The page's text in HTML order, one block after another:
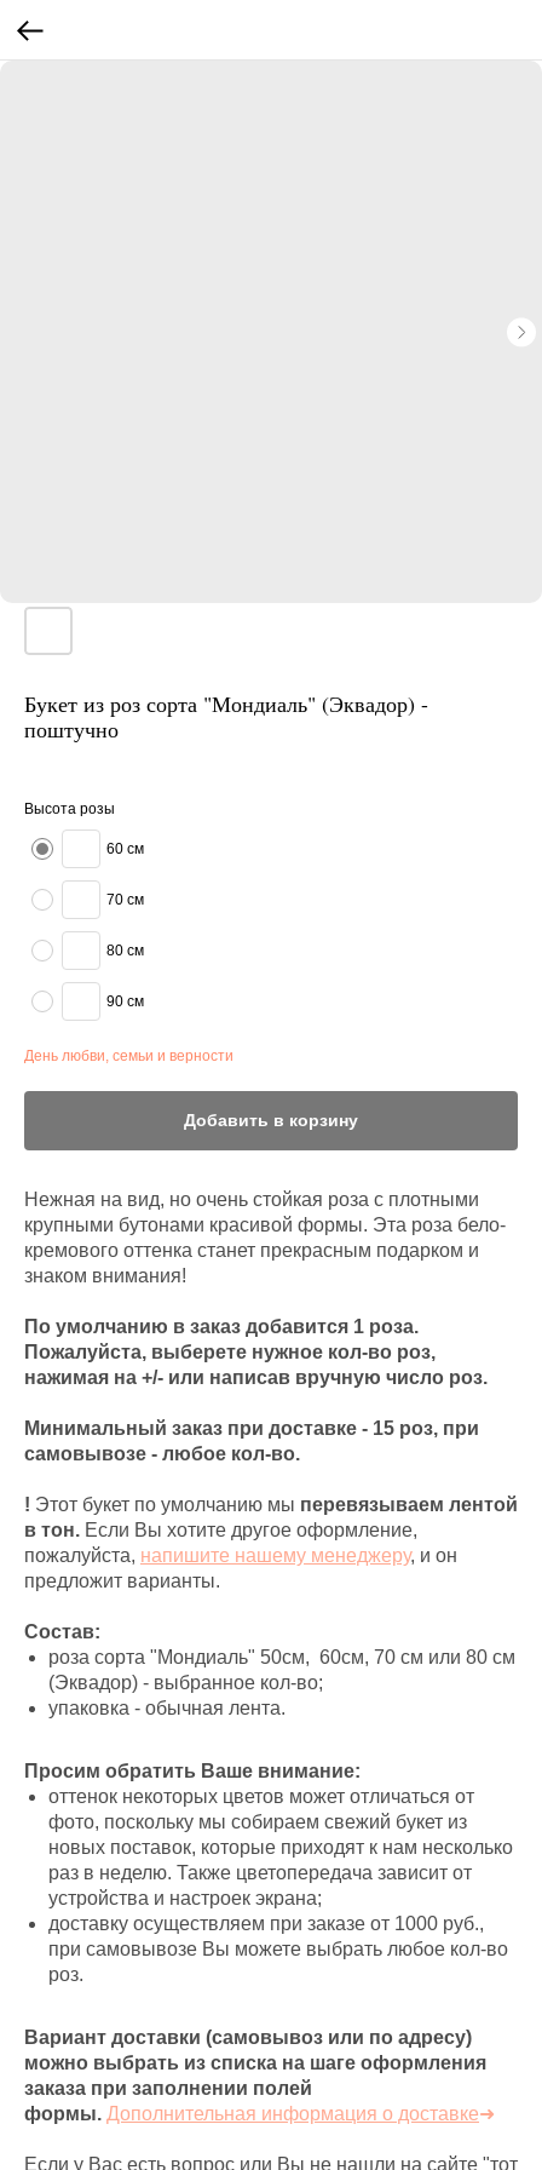
Букет из роз сорта "Мондиаль" (Эквадор) -
поштучно
Высота розы
60 см
70 см
80 см
90 см
День любви, семьи и верности
Добавить в корзину
Нежная на вид, но очень стойкая роза с плотными
крупными бутонами красивой формы. Эта роза бело-
кремового оттенка станет прекрасным подарком и
знаком внимания!
По умолчанию в заказ добавится 1 роза.
Пожалуйста, выберете нужное кол-во роз,
нажимая на +/- или написав вручную число роз.
Минимальный заказ при доставке - 15 роз, при
самовывозе - любое кол-во.
! Этот букет по умолчанию мы перевязываем лентой
в тон. Если Вы хотите другое оформление,
пожалуйста, напишите нашему менеджеру, и он
предложит варианты.
Состав:
роза сорта "Мондиаль" 50см, 60см, 70 см или 80 см
(Эквадор) - выбранное кол-во;
упаковка - обычная лента.
Просим обратить Ваше внимание:
оттенок некоторых цветов может отличаться от
фото, поскольку мы собираем свежий букет из
новых поставок, которые приходят к нам несколько
раз в неделю. Также цветопередача зависит от
устройства и настроек экрана;
доставку осуществляем при заказе от 1000 руб.,
при самовывозе Вы можете выбрать любое кол-во
роз.
Вариант доставки (самовывоз или по адресу)
можно выбрать из списка на шаге оформления
заказа при заполнении полей
формы. Дополнительная информация о доставке➜
Если у Вас есть вопрос или Вы не нашли на сайте "тот